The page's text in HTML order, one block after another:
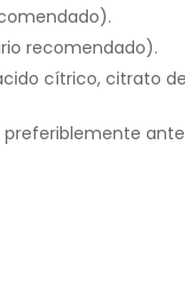
recomendado).
cítrico, citrato